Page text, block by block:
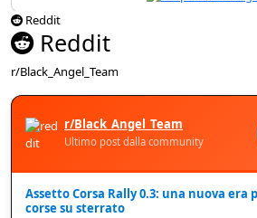
Reddit
Reddit
r/Black_Angel_Team
r/Black_Angel_Team
Ultimo post dalla community
Assetto Corsa Rally 0.3: una nuova era
corse su sterrato